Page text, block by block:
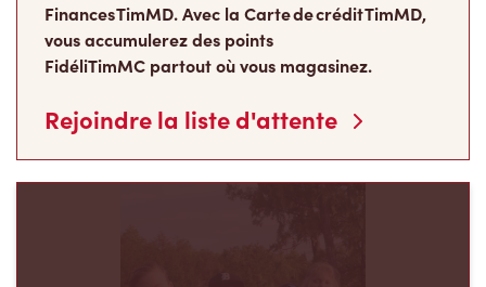
Finances TimMD. Avec la Carte de crédit TimMD,
vous accumulerez des points
FidéliTimMC partout où vous magasinez.
Rejoindre la liste d'attente